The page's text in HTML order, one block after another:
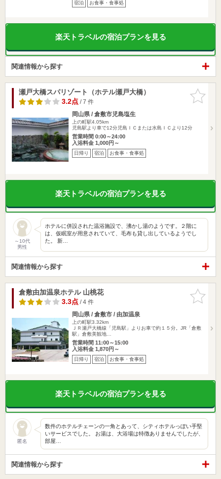
宿泊 お食事・食事処
楽天トラベルの宿泊プランを見る
関連情報から探す
お気に入
りに追加
瀬戸大橋スパリゾート（ホテル瀬戸大橋）
3.2点/ 7 件
岡山県 / 倉敷市児島塩生
上の町駅4.05km
児島駅より車で12分児島ＩＣまたは水島ＩＣより12分
営業時間 0:00～24:00
入浴料金 1,000円～
日帰り 宿泊 お食事・食事処
楽天トラベルの宿泊プランを見る
～10代
男性
ホテルに併設された温浴施設で、沸かし湯のようです。２階に
は、仮眠室が用意されていて、毛布も貸し出しているようでし
た。 新…
関連情報から探す
お気に入
りに追加
倉敷由加温泉ホテル 山桃花
3.3点/ 4 件
岡山県 / 倉敷市 / 由加温泉
上の町駅3.32km
ＪＲ瀬戸大橋線「児島駅」よりお車で約１５分。JR「倉敷
駅」倉敷美観地…
営業時間 11:00～15:00
入浴料金 1,870円～
日帰り 宿泊 お食事・食事処
楽天トラベルの宿泊プランを見る
匿名
数件のホテルチェーンの一角とあって、シティホテルっぽい手堅
いサービスでした。 お湯は、大浴場は特徴ありませんでしたが、
部屋…
関連情報から探す